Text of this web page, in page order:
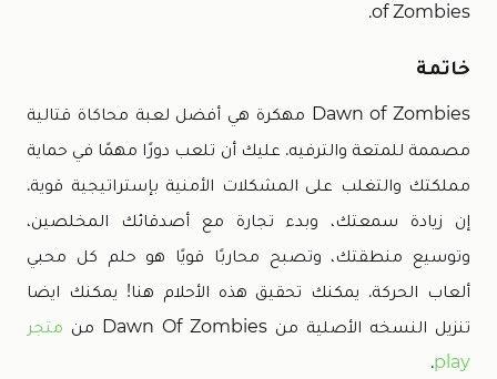
of Zombies.
خاتمة
Dawn of Zombies مهكرة هي أفضل لعبة محاكاة قتالية
مصممة للمتعة والترفيه. عليك أن تلعب دورًا مهمًا في حماية
مملكتك والتغلب على المشكلات الأمنية بإستراتيجية قوية.
إن زيادة سمعتك، وبدء تجارة مع أصدقائك المخلصين،
وتوسيع منطقتك، وتصبح محاربًا قويًا هو حلم كل محبي
ألعاب الحركة. يمكنك تحقيق هذه الأحلام هنا! يمكنك ايضا
تنزيل النسخه الأصلية من Dawn Of Zombies من
متجر
play
.